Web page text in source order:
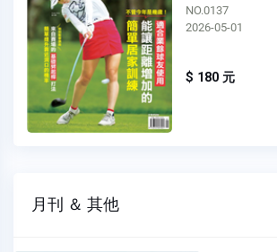
NO.0137
2026-05-01
$ 180 元
月刊 ＆ 其他